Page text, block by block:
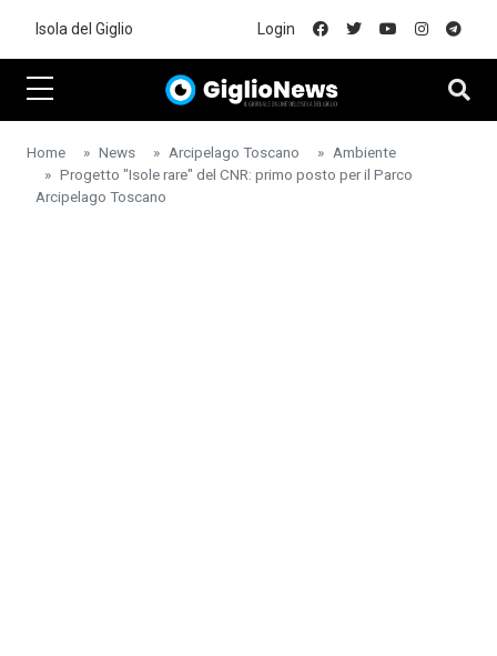
Isola del Giglio Login
Home News Arcipelago Toscano
Ambiente
Progetto "Isole rare" del CNR: primo posto per il Parco
Arcipelago Toscano